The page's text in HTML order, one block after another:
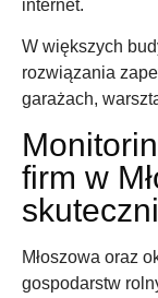
internet.
W większych
rozwiązania
garażach,
firm w
Młoszowa oraz
gospodarstw